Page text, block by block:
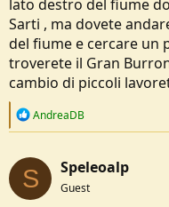
lato destro del fiume
Sarti , ma dovete
del fiume e cercare un
troverete il Gran
cambio di piccoli
R
c
t
i
o
AndreaDB
S Speleoalp
Guest